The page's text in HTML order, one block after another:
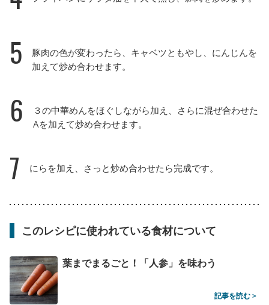
5
豚肉の色が変わったら、キャベツともやし、にんじんを
加えて炒め合わせます。
6
３の中華めんをほぐしながら加え、さらに混ぜ合わせた
Aを加えて炒め合わせます。
7 にらを加え、さっと炒め合わせたら完成です。
このレシピに使われている食材について
葉までまるごと！「人参」を味わう
記事を読む >